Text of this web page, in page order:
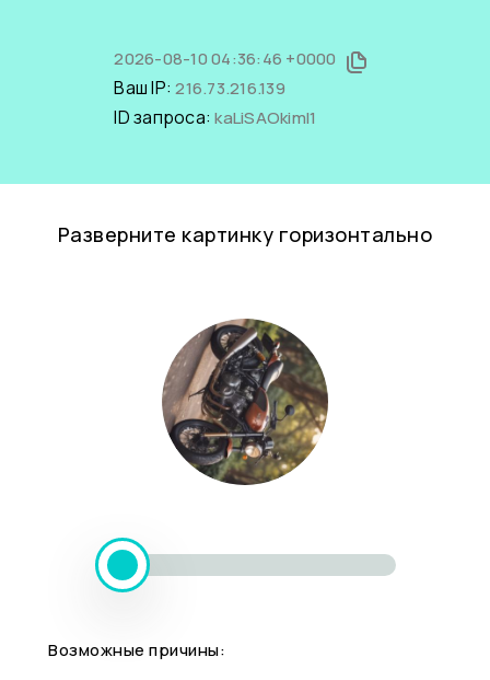
2026-08-10 04:36:46 +0000
Ваш IP:216.73.216.139
ID запроса:kaLiSAOkimI1
Разверните картинку горизонтально
Возможные причины: